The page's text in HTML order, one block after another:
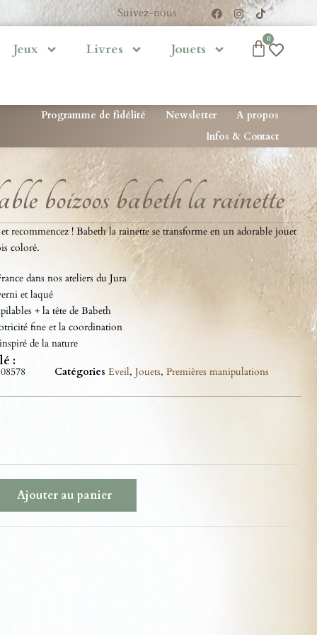
Suivez-nous
Jeux Livres Jouets
0
Programme de fidélité Newsletter
A propos
Infos & Contact
boizoos babeth la rainette
recommencez ! Babeth la rainette se transforme en un adorable jouet
coloré.
dans nos ateliers du Jura
et laqué
+ la tête de Babeth
fine et la coordination
de la nature
:
Catégories Eveil, Jouets, Premières manipulations
Ajouter au panier